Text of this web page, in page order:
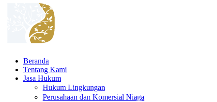
Beranda
Tentang Kami
Jasa Hukum
Hukum Lingkungan
Perusahaan dan Komersial Niaga